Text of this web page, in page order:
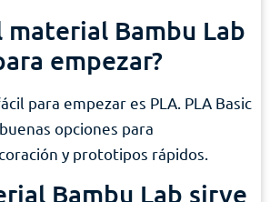
material Bambu Lab
empezar?
para empezar es PLA. PLA Basic
opciones para
y prototipos rápidos.
Bambu Lab sirve